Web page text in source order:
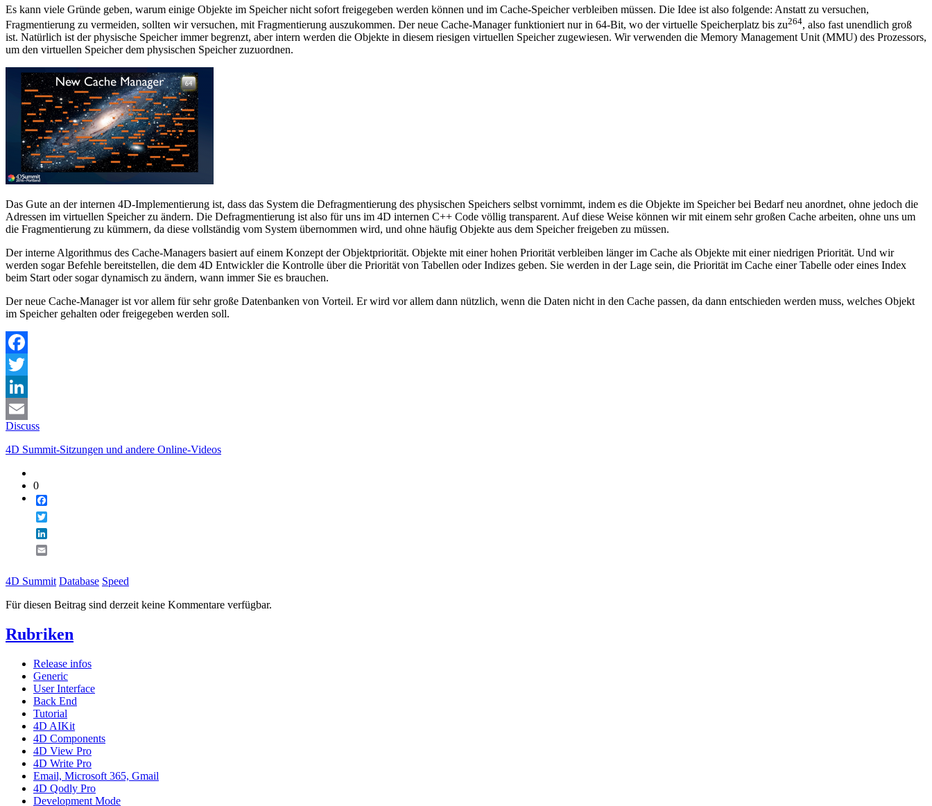
Es kann viele Gründe geben, warum einige Objekte im Speicher nicht sofort freigegeben werden können und im Cache-Speicher verbleiben müssen. Die Idee ist also folgende: Anstatt zu versuchen,
Fragmentierung zu vermeiden, sollten wir versuchen, mit Fragmentierung auszukommen. Der neue Cache-Manager funktioniert nur in 64-Bit, wo der virtuelle Speicherplatz bis zu264, also fast unendlich groß
ist. Natürlich ist der physische Speicher immer begrenzt, aber intern werden die Objekte in diesem riesigen virtuellen Speicher zugewiesen. Wir verwenden die Memory Management Unit (MMU) des Prozessors,
um den virtuellen Speicher dem physischen Speicher zuzuordnen.
Das Gute an der internen 4D-Implementierung ist, dass das System die Defragmentierung des physischen Speichers selbst vornimmt, indem es die Objekte im Speicher bei Bedarf neu anordnet, ohne jedoch die
Adressen im virtuellen Speicher zu ändern. Die Defragmentierung ist also für uns im 4D internen C++ Code völlig transparent. Auf diese Weise können wir mit einem sehr großen Cache arbeiten, ohne uns um
die Fragmentierung zu kümmern, da diese vollständig vom System übernommen wird, und ohne häufig Objekte aus dem Speicher freigeben zu müssen.
Der interne Algorithmus des Cache-Managers basiert auf einem Konzept der Objektpriorität. Objekte mit einer hohen Priorität verbleiben länger im Cache als Objekte mit einer niedrigen Priorität. Und wir
werden sogar Befehle bereitstellen, die dem 4D Entwickler die Kontrolle über die Priorität von Tabellen oder Indizes geben. Sie werden in der Lage sein, die Priorität im Cache einer Tabelle oder eines Index
beim Start oder sogar dynamisch zu ändern, wann immer Sie es brauchen.
Der neue Cache-Manager ist vor allem für sehr große Datenbanken von Vorteil. Er wird vor allem dann nützlich, wenn die Daten nicht in den Cache passen, da dann entschieden werden muss, welches Objekt
im Speicher gehalten oder freigegeben werden soll.
Facebook
Twitter
LinkedIn
Email
Discuss
4D Summit-Sitzungen und andere Online-Videos
0
4D Summit Database Speed
Für diesen Beitrag sind derzeit keine Kommentare verfügbar.
Rubriken
Release infos
Generic
User Interface
Back End
Tutorial
4D AIKit
4D Components
4D View Pro
4D Write Pro
Email, Microsoft 365, Gmail
4D Qodly Pro
Development Mode